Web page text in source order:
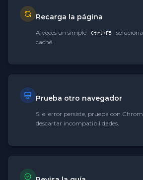
Recarga la página
A veces un simple Ctrl+F5
caché.
Prueba otro navegador
Si el error persiste, prueba con
descartar incompatibilidades.